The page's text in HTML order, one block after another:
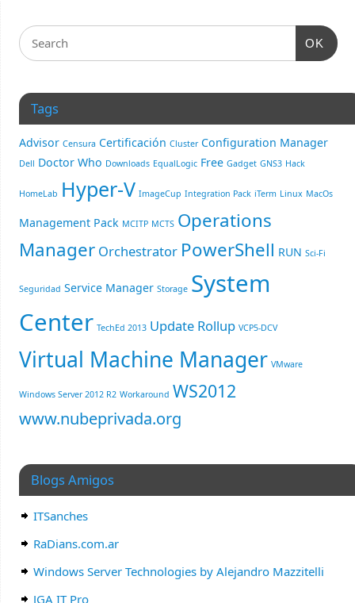
OK
Tags
Advisor Censura Certificación Cluster Configuration Manager
Dell Doctor Who Downloads EqualLogic Free Gadget GNS3 Hack
HomeLab Hyper-V ImageCup Integration Pack iTerm Linux MacOs
Management Pack MCITP MCTS Operations
Manager Orchestrator PowerShell RUN Sci-Fi
Seguridad Service Manager Storage System
Center TechEd 2013 Update Rollup VCP5-DCV
Virtual Machine Manager VMware
Windows Server 2012 R2 Workaround WS2012
www.nubeprivada.org
Blogs Amigos
ITSanches
RaDians.com.ar
Windows Server Technologies by Alejandro Mazzitelli
JGA IT Pro